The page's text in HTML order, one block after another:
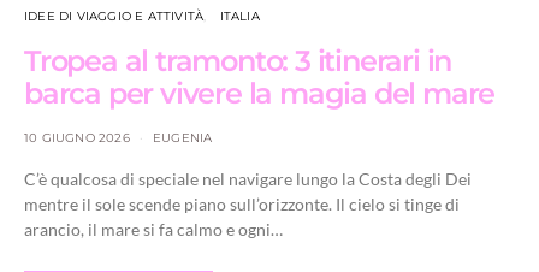
IDEE DI VIAGGIO E ATTIVITÀ ITALIA
Tropea al tramonto: 3 itinerari in
barca per vivere la magia del mare
10 GIUGNO 2026 EUGENIA
C’è qualcosa di speciale nel navigare lungo la Costa degli Dei
mentre il sole scende piano sull’orizzonte. Il cielo si tinge di
arancio, il mare si fa calmo e ogni…